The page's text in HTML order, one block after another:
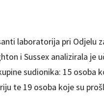
laboratorija pri Odjelu
i Sussex analizirala je
sudionika: 15 osoba
te 19 osoba koje su